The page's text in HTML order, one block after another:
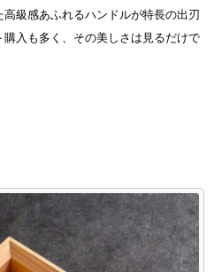
級感あふれるハンドルが特長の出刃
入も多く、その美しさは見るだけで